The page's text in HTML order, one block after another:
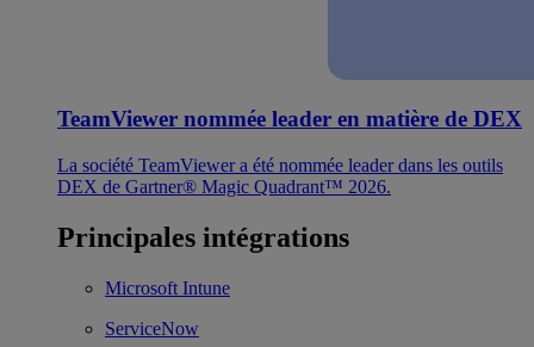
TeamViewer nommée leader en matière de DEX
La société TeamViewer a été nommée leader dans les outils
DEX de Gartner® Magic Quadrant™ 2026.
Principales intégrations
Microsoft Intune
ServiceNow